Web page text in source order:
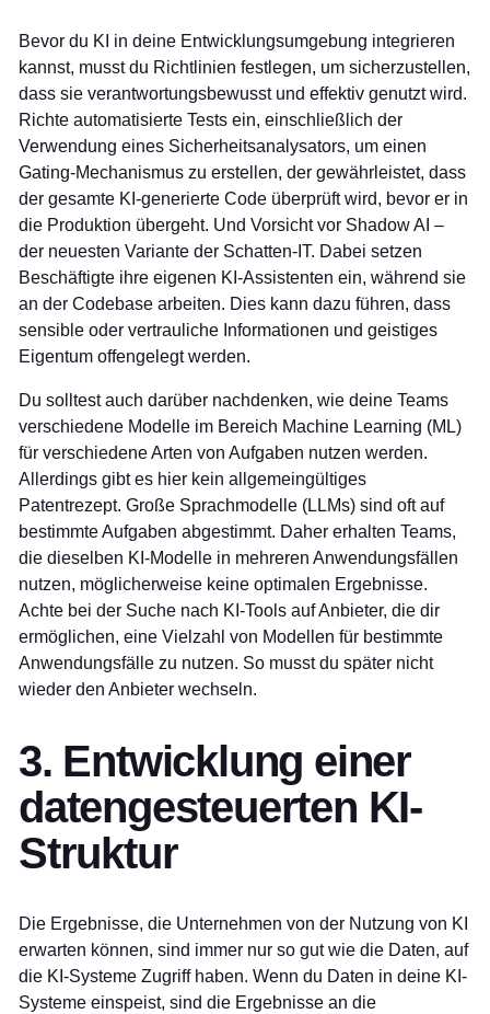
Bevor du KI in deine Entwicklungsumgebung integrieren
kannst, musst du Richtlinien festlegen, um sicherzustellen,
dass sie verantwortungsbewusst und effektiv genutzt wird.
Richte automatisierte Tests ein, einschließlich der
Verwendung eines Sicherheitsanalysators, um einen
Gating-Mechanismus zu erstellen, der gewährleistet, dass
der gesamte KI-generierte Code überprüft wird, bevor er in
die Produktion übergeht. Und Vorsicht vor Shadow AI –
der neuesten Variante der Schatten-IT. Dabei setzen
Beschäftigte ihre eigenen KI-Assistenten ein, während sie
an der Codebase arbeiten. Dies kann dazu führen, dass
sensible oder vertrauliche Informationen und geistiges
Eigentum offengelegt werden.
Du solltest auch darüber nachdenken, wie deine Teams
verschiedene Modelle im Bereich Machine Learning (ML)
für verschiedene Arten von Aufgaben nutzen werden.
Allerdings gibt es hier kein allgemeingültiges
Patentrezept. Große Sprachmodelle (LLMs) sind oft auf
bestimmte Aufgaben abgestimmt. Daher erhalten Teams,
die dieselben KI-Modelle in mehreren Anwendungsfällen
nutzen, möglicherweise keine optimalen Ergebnisse.
Achte bei der Suche nach KI-Tools auf Anbieter, die dir
ermöglichen, eine Vielzahl von Modellen für bestimmte
Anwendungsfälle zu nutzen. So musst du später nicht
wieder den Anbieter wechseln.
3. Entwicklung einer
datengesteuerten KI-
Struktur
Die Ergebnisse, die Unternehmen von der Nutzung von KI
erwarten können, sind immer nur so gut wie die Daten, auf
die KI-Systeme Zugriff haben. Wenn du Daten in deine KI-
Systeme einspeist, sind die Ergebnisse an die